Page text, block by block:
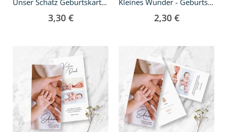
Unser Schatz Geburtskarte - Klappkarte quadratisch
3,30 €
Kleines Wunder - Geburtskarte A5
2,30 €